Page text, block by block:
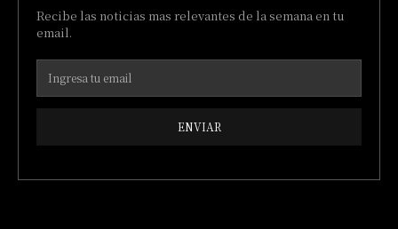
Recibe las noticias mas relevantes de la semana en tu
email.
ENVIAR